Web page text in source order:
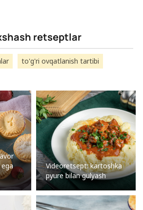
retseptlar
to'g'ri ovqatlanish tartibi
Videoretsept: kartoshka
pyure bilan gulyash